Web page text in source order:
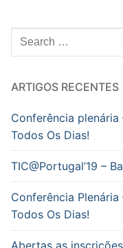
Pesquisar
ARTIGOS RECENTES
Conferência
Todos Os Dias!
TIC@Portugal’19 –
Conferência
Todos Os Dias!